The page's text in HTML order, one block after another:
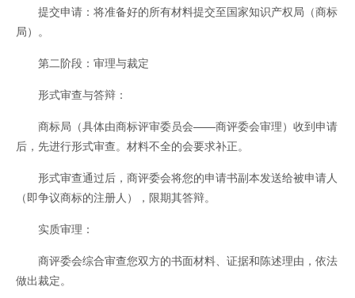
提交申请：将准备好的所有材料提交至国家知识产权局（商标
局）。
第二阶段：审理与裁定
形式审查与答辩：
商标局（具体由商标评审委员会——商评委会审理）收到申请
后，先进行形式审查。材料不全的会要求补正。
形式审查通过后，商评委会将您的申请书副本发送给被申请人
（即争议商标的注册人），限期其答辩。
实质审理：
商评委会综合审查您双方的书面材料、证据和陈述理由，依法
做出裁定。